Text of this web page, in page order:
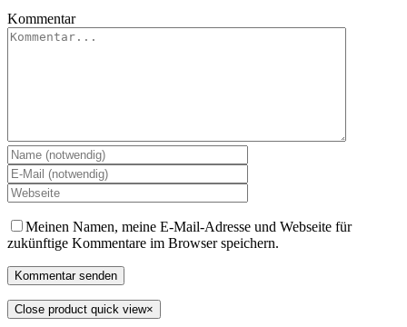
Kommentar
Meinen Namen, meine E-Mail-Adresse und Webseite für
zukünftige Kommentare im Browser speichern.
Close product quick view×